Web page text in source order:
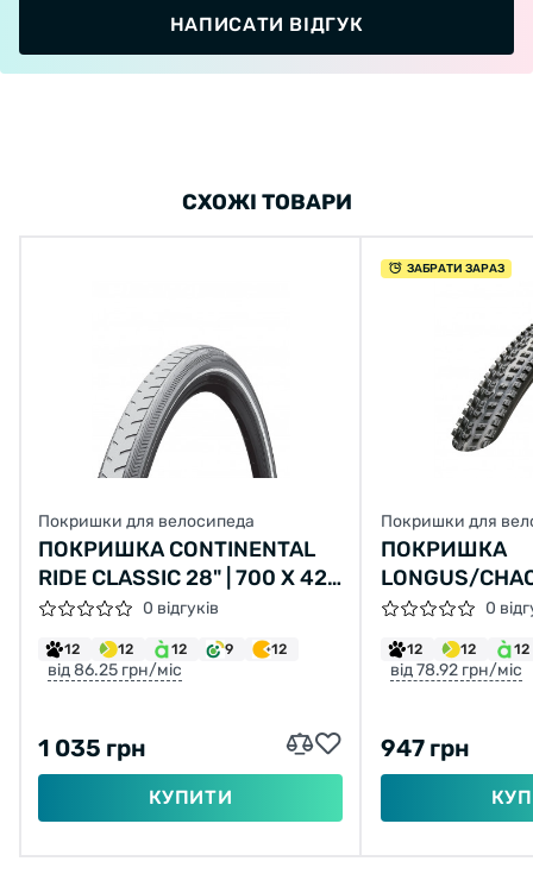
НАПИСАТИ ВІДГУК
СХОЖІ ТОВАРИ
Покришки для велосипеда
ПОКРИШКА CONTINENTAL
RIDE CLASSIC 28" | 700 X 42C
(40C) | 28 X 1.60 СІРА, НЕ
СКЛАДНА
0 відгуків
12 12 12 9 12
від 86.25 грн/міс
1 035 грн
КУПИТИ
ЗАБРАТИ ЗАРАЗ
Покришки для
ПОКРИШКА
LONGUS/
LANE 26X2,10
2C-MTB SPS
0
12 12 12
від 78.92 грн/міс
947 грн